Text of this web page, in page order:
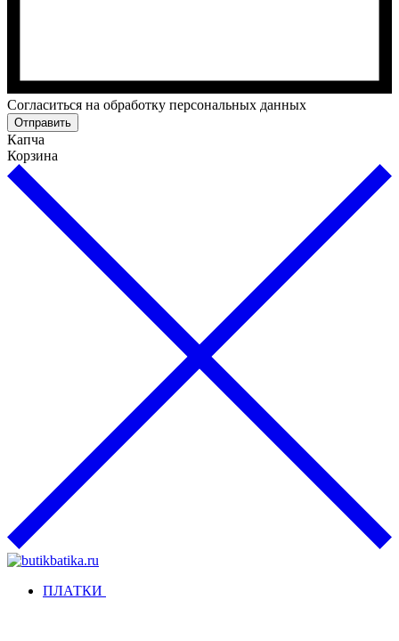
Cогласиться на обработку персональных данных
Отправить
Капча
Корзина
ПЛАТКИ